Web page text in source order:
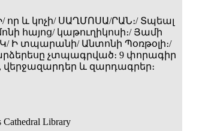
և կոչի/ ՍԱՂՄՈՍԱ/ՐԱՆ։/ Տպեալ
հայոց/ կաթուղիկոսի։/ Յամի
Ի տպարանի/ Անտոնի Պօռթօլի։/
չտպագրված։ 9 փորագիր
և զարդագրեր։
Cathedral Library